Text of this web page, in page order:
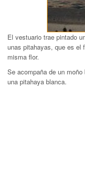
El vestuario trae pintado
unas pitahayas, que es el
misma flor.
Se acompaña de un
una pitahaya blanca.